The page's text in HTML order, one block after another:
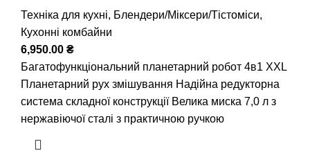
Техніка для кухні, Блендери/Міксери/Тістоміси,
Кухонні комбайни
6,950.00 ₴
Багатофункціональний планетарний робот 4в1 XXL
Планетарний рух змішування Надійна редукторна
система складної конструкції Велика миска 7,0 л з
нержавіючої сталі з практичною ручкою